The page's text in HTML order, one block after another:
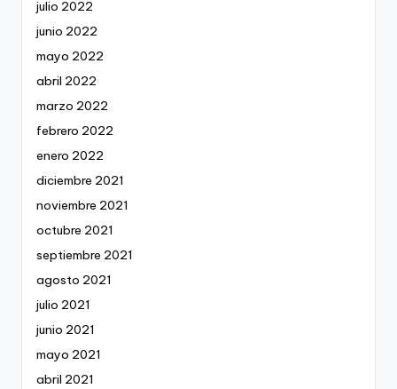
julio 2022
junio 2022
mayo 2022
abril 2022
marzo 2022
febrero 2022
enero 2022
diciembre 2021
noviembre 2021
octubre 2021
septiembre 2021
agosto 2021
julio 2021
junio 2021
mayo 2021
abril 2021